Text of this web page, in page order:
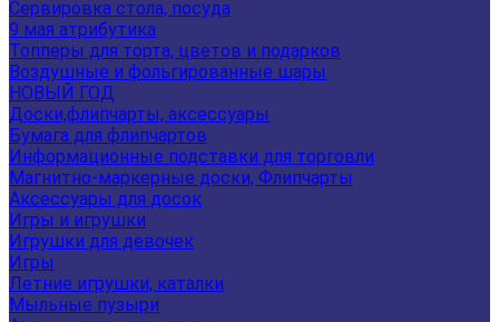
Сервировка стола, посуда
9 мая атрибутика
Топперы для торта, цветов и подарков
Воздушные и фольгированные шары
НОВЫЙ ГОД
Доски,флипчарты, аксессуары
Бумага для флипчартов
Информационные подставки для торговли
Магнитно-маркерные доски, Флипчарты
Аксессуары для досок
Игры и игрушки
Игрушки для девочек
Игры
Летние игрушки, каталки
Мыльные пузыри